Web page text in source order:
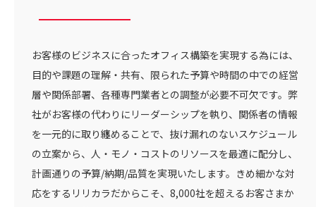
お客様のビジネスに合ったオフィス構築を実現する為には、
目的や課題の理解・共有、限られた予算や時間の中での経営
層や関係部署、各種専門業者との調整が必要不可欠です。弊
社がお客様の代わりにリーダーシップを執り、関係者の情報
を一元的に取り纏めることで、抜け漏れのないスケジュール
の立案から、人・モノ・コストのリソースを最適に配分し、
計画通りの予算/納期/品質を実現いたします。きめ細かな対
応をするリリカラだからこそ、8,000社を超えるお客さまか